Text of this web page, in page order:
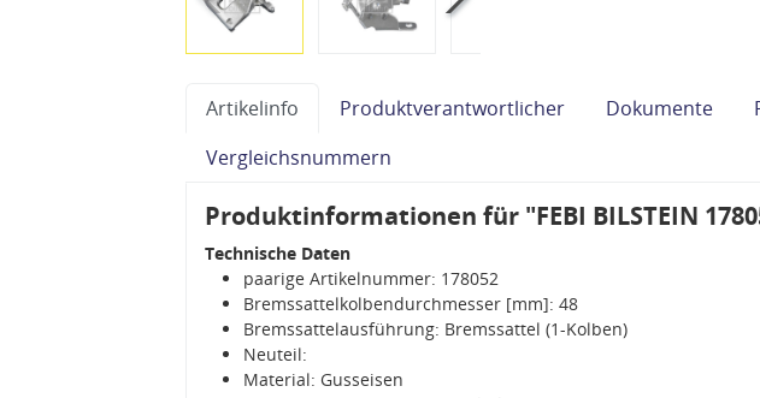
Artikelinfo Produktverantwortlicher Dokumente
Vergleichsnummern
Produktinformationen für "FEBI BILSTEIN
Technische Daten
paarige Artikelnummer: 178052
Bremssattelkolbendurchmesser [mm]: 48
Bremssattelausführung: Bremssattel (1-Kolben)
Neuteil:
Material: Gusseisen